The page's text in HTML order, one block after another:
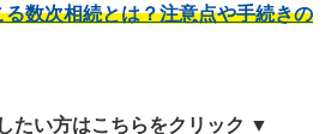
数次相続とは？注意点や手続きの
たい方はこちらをクリック ▼